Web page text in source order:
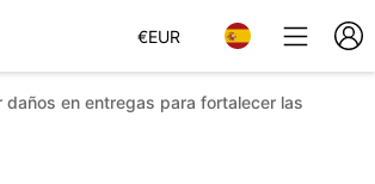
€EUR
daños en entregas para fortalecer las